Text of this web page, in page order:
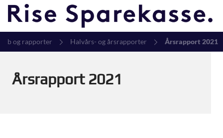
og rapporter Halvårs- og årsrapporter Årsrapport 2021
Årsrapport 2021